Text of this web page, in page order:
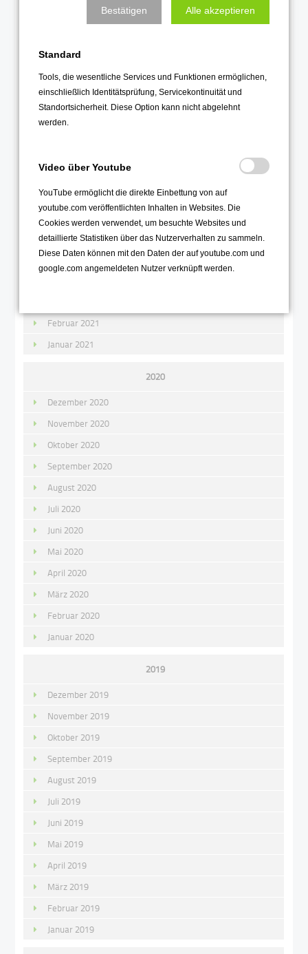
Januar 2022
2021
Dezember 2021
September 2021
August 2021
Juni 2021
Mai 2021
Februar 2021
Januar 2021
2020
Dezember 2020
November 2020
Oktober 2020
September 2020
August 2020
Juli 2020
Juni 2020
Mai 2020
April 2020
März 2020
Februar 2020
Januar 2020
2019
Dezember 2019
November 2019
Oktober 2019
September 2019
August 2019
Juli 2019
Juni 2019
Mai 2019
April 2019
März 2019
Februar 2019
Januar 2019
Bestätigen Alle akzeptieren
Standard
Tools, die wesentliche Services und Funktionen ermöglichen,
einschließlich Identitätsprüfung, Servicekontinuität und
Standortsicherheit. Diese Option kann nicht abgelehnt
werden.
Video über Youtube
YouTube ermöglicht die direkte Einbettung von auf
youtube.com veröffentlichten Inhalten in Websites. Die
Cookies werden verwendet, um besuchte Websites und
detaillierte Statistiken über das Nutzerverhalten zu sammeln.
Diese Daten können mit den Daten der auf youtube.com und
google.com angemeldeten Nutzer verknüpft werden.